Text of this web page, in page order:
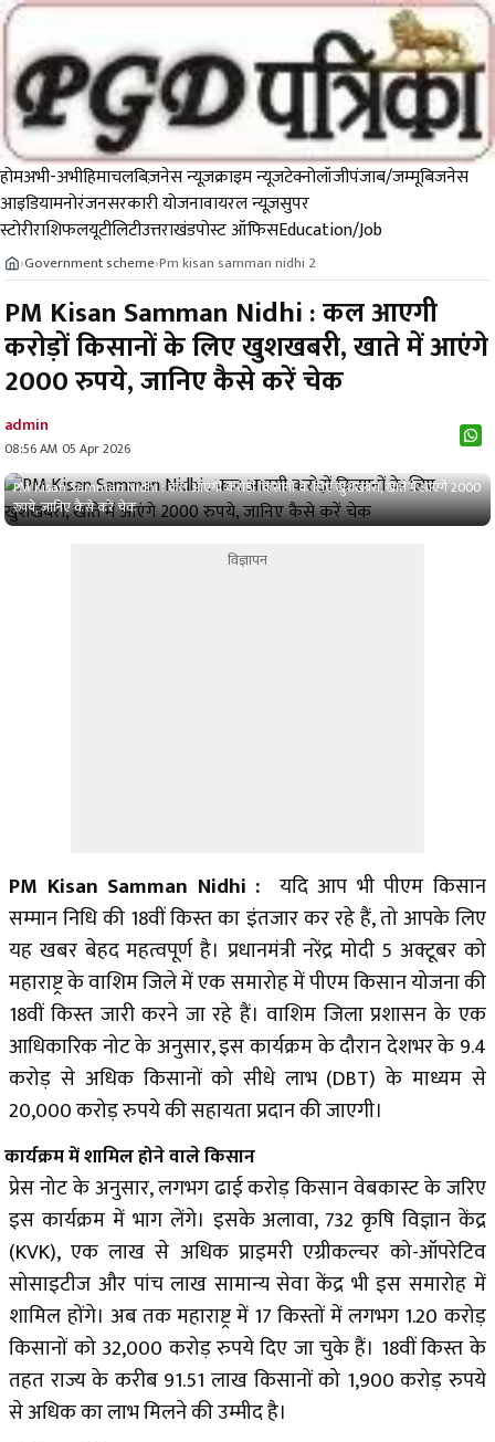
होमअभी-अभीहिमाचलबिज़नेस न्यूज़क्राइम न्यूजटेक्नोलॉजीपंजाब/जम्मूबिजनेस
आइडियामनोरंजनसरकारी योजनावायरल न्यूज़सुपर
स्टोरीराशिफलयूटीलिटीउत्तराखंडपोस्ट ऑफिसEducation/Job
›Government scheme›Pm kisan samman nidhi 2
PM Kisan Samman Nidhi : कल आएगी
करोड़ों किसानों के लिए खुशखबरी, खाते में आएंगे
2000 रुपये, जानिए कैसे करें चेक
admin
08:56 AM 05 Apr 2026
PM Kisan Samman Nidhi : कल आएगी करोड़ों किसानों के लिए खुशखबरी, खाते में आएंगे 2000
रुपये, जानिए कैसे करें चेक
विज्ञापन
PM Kisan Samman Nidhi : यदि आप भी पीएम किसान
सम्मान निधि की 18वीं किस्त का इंतजार कर रहे हैं, तो आपके लिए
यह खबर बेहद महत्वपूर्ण है। प्रधानमंत्री नरेंद्र मोदी 5 अक्टूबर को
महाराष्ट्र के वाशिम जिले में एक समारोह में पीएम किसान योजना की
18वीं किस्त जारी करने जा रहे हैं। वाशिम जिला प्रशासन के एक
आधिकारिक नोट के अनुसार, इस कार्यक्रम के दौरान देशभर के 9.4
करोड़ से अधिक किसानों को सीधे लाभ (DBT) के माध्यम से
20,000 करोड़ रुपये की सहायता प्रदान की जाएगी।
कार्यक्रम में शामिल होने वाले किसान
प्रेस नोट के अनुसार, लगभग ढाई करोड़ किसान वेबकास्ट के जरिए
इस कार्यक्रम में भाग लेंगे। इसके अलावा, 732 कृषि विज्ञान केंद्र
(KVK), एक लाख से अधिक प्राइमरी एग्रीकल्चर को-ऑपरेटिव
सोसाइटीज और पांच लाख सामान्य सेवा केंद्र भी इस समारोह में
शामिल होंगे। अब तक महाराष्ट्र में 17 किस्तों में लगभग 1.20 करोड़
किसानों को 32,000 करोड़ रुपये दिए जा चुके हैं। 18वीं किस्त के
तहत राज्य के करीब 91.51 लाख किसानों को 1,900 करोड़ रुपये
से अधिक का लाभ मिलने की उम्मीद है।